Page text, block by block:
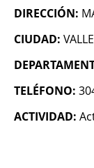
DIRECCIÓN:
CIUDAD:
TELÉFONO:
ACTIVIDAD: